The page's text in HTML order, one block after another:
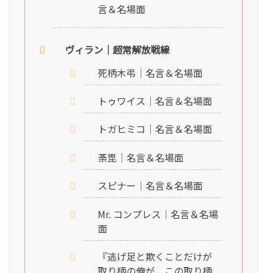
言＆名場面
ヴィラン｜超常解放戦線
死柄木弔｜名言＆名場面
トゥワイス｜名言＆名場面
トガヒミコ｜名言＆名場面
荼毘｜名言＆名場面
スピナー｜名言＆名場面
Mr. コンプレス｜名言＆名場
面
『逃げ足と欺くことだけが